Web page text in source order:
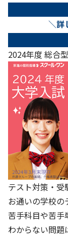
＼詳
2024年度 総合
テスト対策・受
お通いの学校の
苦手科目や苦手
わからない問題